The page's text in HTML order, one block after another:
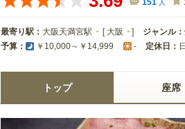
最寄り駅： 大阪天満宮駅 [ 大阪 ] ジャンル：
予算： ￥10,000～￥14,999 - 定休日：
トップ 座席